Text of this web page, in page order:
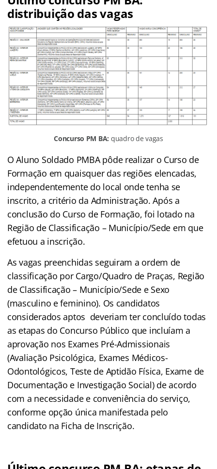
distribuição das vagas
Concurso PM BA: quadro de vagas
O Aluno Soldado PMBA pôde realizar o Curso de
Formação em quaisquer das regiões elencadas,
independentemente do local onde tenha se
inscrito, a critério da Administração. Após a
conclusão do Curso de Formação, foi lotado na
Região de Classificação – Município/Sede em que
efetuou a inscrição.
As vagas preenchidas seguiram a ordem de
classificação por Cargo/Quadro de Praças, Região
de Classificação – Município/Sede e Sexo
(masculino e feminino). Os candidatos
considerados aptos deveriam ter concluído todas
as etapas do Concurso Público que incluíam a
aprovação nos Exames Pré-Admissionais
(Avaliação Psicológica, Exames Médicos-
Odontológicos, Teste de Aptidão Física, Exame de
Documentação e Investigação Social) de acordo
com a necessidade e conveniência do serviço,
conforme opção única manifestada pelo
candidato na Ficha de Inscrição.